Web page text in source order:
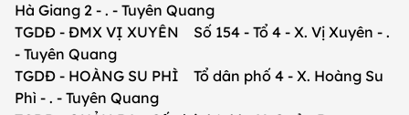
Hà Giang 2 - . - Tuyên Quang
TGDĐ - ĐMX VỊ XUYÊN Số 154 - Tổ 4 - X. Vị Xuyên - .
- Tuyên Quang
TGDĐ - HOÀNG SU PHÌ Tổ dân phố 4 - X. Hoàng Su
Phì - . - Tuyên Quang